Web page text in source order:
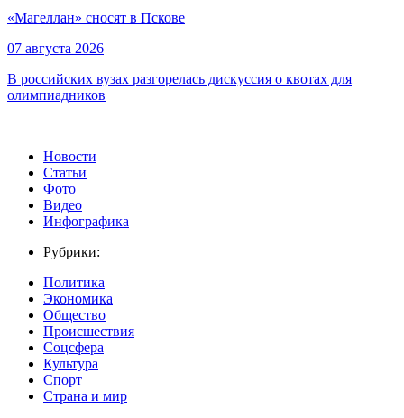
«Магеллан» сносят в Пскове
07 августа 2026
В российских вузах разгорелась дискуссия о квотах для
олимпиадников
Новости
Статьи
Фото
Видео
Инфографика
Рубрики:
Политика
Экономика
Общество
Происшествия
Соцсфера
Культура
Спорт
Страна и мир